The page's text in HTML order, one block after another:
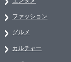
ファッション
グルメ
カルチャー